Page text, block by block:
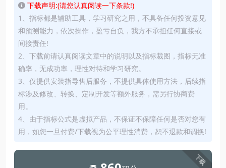
下载声明:(请您认真阅读一下条款!)
1、指标都是辅助工具，学习研究之用，不具备任何投资意见
和预测能力，依次操作，盈亏自负，我方不承担任何直接或
间接责任!
2、下载前请认真阅读文章中的说明以及指标裁图，指标无准
确率，无成功率，理性对待和学习研究。
3、仅提供安装指导售后服务，不提供具体使用方法，后续指
标涉及修改、转换、定制开发等额外服务，需另行协商费
用。
4、由于指标公式是虚拟产品，不保证不保障任何是否对您有
用，如您一旦付费/下载视为公平理性消费，恕不退款和调换!
下载